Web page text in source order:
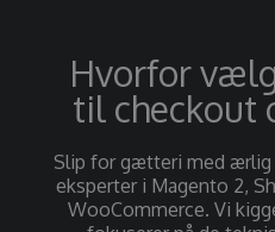
Hvorfor
til checkout
Slip for gætteri med ærlig
eksperter i Magento 2,
WooCommerce. Vi